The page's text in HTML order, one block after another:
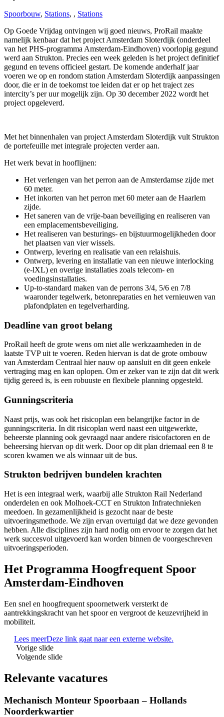
Spoorbouw, Stations, , Stations
Op Goede Vrijdag ontvingen wij goed nieuws, ProRail maakte
namelijk kenbaar dat het project Amsterdam Sloterdijk (onderdeel
van het PHS-programma Amsterdam-Eindhoven) voorlopig gegund
werd aan Strukton. Precies een week geleden is het project definitief
gegund en tevens officieel gestart. De komende anderhalf jaar
voeren we op en rondom station Amsterdam Sloterdijk aanpassingen
door, die er in de toekomst toe leiden dat er op het traject zes
intercity’s per uur mogelijk zijn. Op 30 december 2022 wordt het
project opgeleverd.
Met het binnenhalen van project Amsterdam Sloterdijk vult Strukton
de portefeuille met integrale projecten verder aan.
Het werk bevat in hooflijnen:
Het verlengen van het perron aan de Amsterdamse zijde met
60 meter.
Het inkorten van het perron met 60 meter aan de Haarlem
zijde.
Het saneren van de vrije-baan beveiliging en realiseren van
een emplacementsbeveiliging.
Het realiseren van besturings- en bijstuurmogelijkheden door
het plaatsen van vier wissels.
Ontwerp, levering en realisatie van een relaishuis.
Ontwerp, levering en installatie van een nieuwe interlocking
(e-lXL) en overige installaties zoals telecom- en
voedingsinstallaties.
Up-to-standard maken van de perrons 3/4, 5/6 en 7/8
waaronder tegelwerk, betonreparaties en het vernieuwen van
plafondplaten en tegelverharding.
Deadline van groot belang
ProRail heeft de grote wens om niet alle werkzaamheden in de
laatste TVP uit te voeren. Reden hiervan is dat de grote ombouw
van Amsterdam Centraal hier nauw op aansluit en dit geen enkele
vertraging mag en kan oplopen. Om er zeker van te zijn dat dit werk
tijdig gereed is, is een robuuste en flexibele planning opgesteld.
Gunningscriteria
Naast prijs, was ook het risicoplan een belangrijke factor in de
gunningscriteria. In dit risicoplan werd naast een uitgewerkte,
beheerste planning ook gevraagd naar andere risicofactoren en de
beheersing hiervan op dit werk. Door op dit plan driemaal een 8 te
scoren kwamen we als winnaar uit de bus.
Strukton bedrijven bundelen krachten
Het is een integraal werk, waarbij alle Strukton Rail Nederland
onderdelen en ook Molhoek-CCT en Strukton Infratechnieken
meedoen. In gezamenlijkheid is gezocht naar de beste
uitvoeringsmethode. We zijn ervan overtuigd dat we deze gevonden
hebben. Alle disciplines zijn hard nodig om ervoor te zorgen dat het
werk succesvol uitgevoerd kan worden binnen de voorgeschreven
uitvoeringsperioden.
Het Programma Hoogfrequent Spoor
Amsterdam-Eindhoven
Een snel en hoogfrequent spoornetwerk versterkt de
aantrekkingskracht van het spoor en vergroot de keuzevrijheid in
mobiliteit.
Lees meerDeze link gaat naar een externe website.
Vorige slide
Volgende slide
Relevante vacatures
Mechanisch Monteur Spoorbaan – Hollands
Noorderkwartier